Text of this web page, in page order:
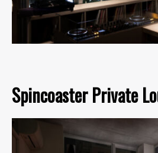
Spincoaster Private